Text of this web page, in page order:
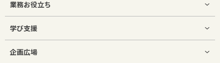
業務お役立ち
学び支援
企画広場